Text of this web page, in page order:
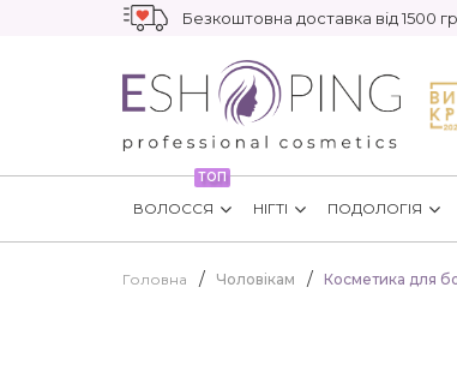
Безкоштовна доставка від 1500
ТОП
ВОЛОССЯ НІГТІ ПОДОЛОГІЯ
Головна Чоловікам Косметика для